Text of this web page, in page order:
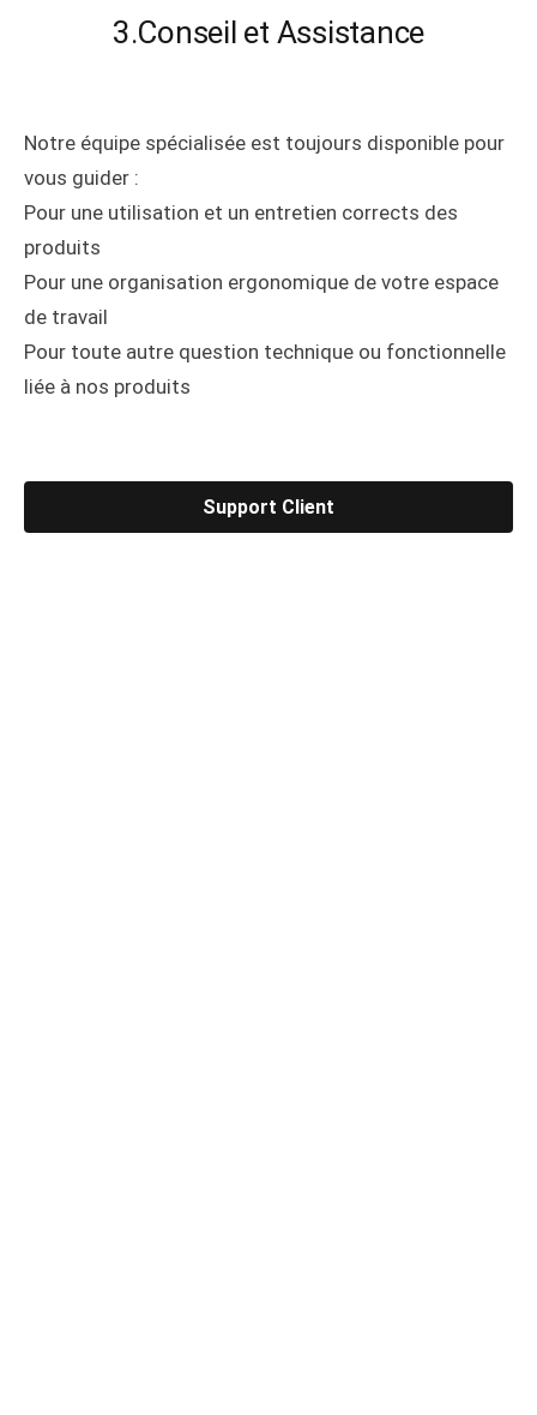
3.Conseil et Assistance
Notre équipe spécialisée est toujours disponible pour
vous guider :
Pour une utilisation et un entretien corrects des
produits
Pour une organisation ergonomique de votre espace
de travail
Pour toute autre question technique ou fonctionnelle
liée à nos produits
Support Client